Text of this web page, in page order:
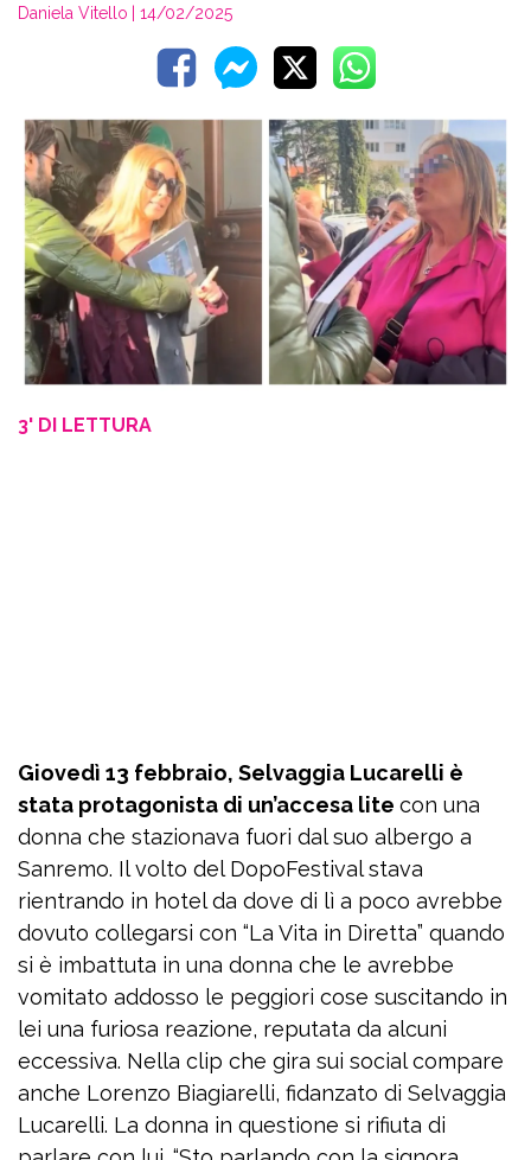
Daniela Vitello | 14/02/2025
3' DI LETTURA
Giovedì 13 febbraio, Selvaggia Lucarelli è
stata protagonista di un’accesa lite con una
donna che stazionava fuori dal suo albergo a
Sanremo. Il volto del DopoFestival stava
rientrando in hotel da dove di lì a poco avrebbe
dovuto collegarsi con “La Vita in Diretta” quando
si è imbattuta in una donna che le avrebbe
vomitato addosso le peggiori cose suscitando in
lei una furiosa reazione, reputata da alcuni
eccessiva. Nella clip che gira sui social compare
anche Lorenzo Biagiarelli, fidanzato di Selvaggia
Lucarelli. La donna in questione si rifiuta di